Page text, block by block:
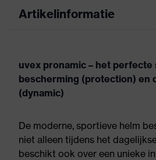
Artikelinformatie
uvex pronamic – het
bescherming (protection) en
(dynamic)
De moderne, sportieve helm
niet alleen tijdens het
beschikt ook over een unieke